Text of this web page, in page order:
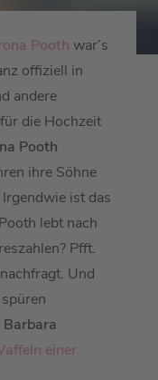
Pooth war’s
offiziell in
andere
die Hochzeit
Pooth
ihre Söhne
ist das
lebt nach
Pfft.
Und
Barbara
einer